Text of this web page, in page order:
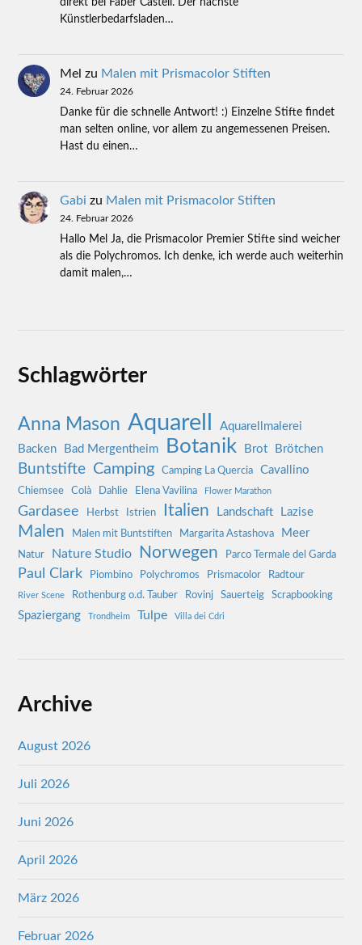
direkt bei Faber Castell. Der nächste
Künstlerbedarfsladen…
Mel zu Malen mit Prismacolor Stiften
24. Februar 2026
Danke für die schnelle Antwort! :) Einzelne Stifte findet
man selten online, vor allem zu angemessenen Preisen.
Hast du einen…
Gabi zu Malen mit Prismacolor Stiften
24. Februar 2026
Hallo Mel Ja, die Prismacolor Premier Stifte sind weicher
als die Polychromos. Ich denke, ich werde auch weiterhin
damit malen,…
Schlagwörter
Anna Mason Aquarell
Aquarellmalerei
Backen
Bad Mergentheim Botanik Brot Brötchen
Buntstifte Camping Camping La Quercia Cavallino
Chiemsee Colà Dahlie Elena Vavilina Flower Marathon
Gardasee Herbst Istrien Italien Landschaft Lazise
Malen Malen mit Buntstiften Margarita Astashova Meer
Natur Nature Studio Norwegen Parco Termale del Garda
Paul Clark Piombino Polychromos Prismacolor Radtour
River Scene Rothenburg o.d. Tauber Rovinj Sauerteig Scrapbooking
Spaziergang Trondheim Tulpe Villa dei Cdri
Archive
August 2026
Juli 2026
Juni 2026
April 2026
März 2026
Februar 2026